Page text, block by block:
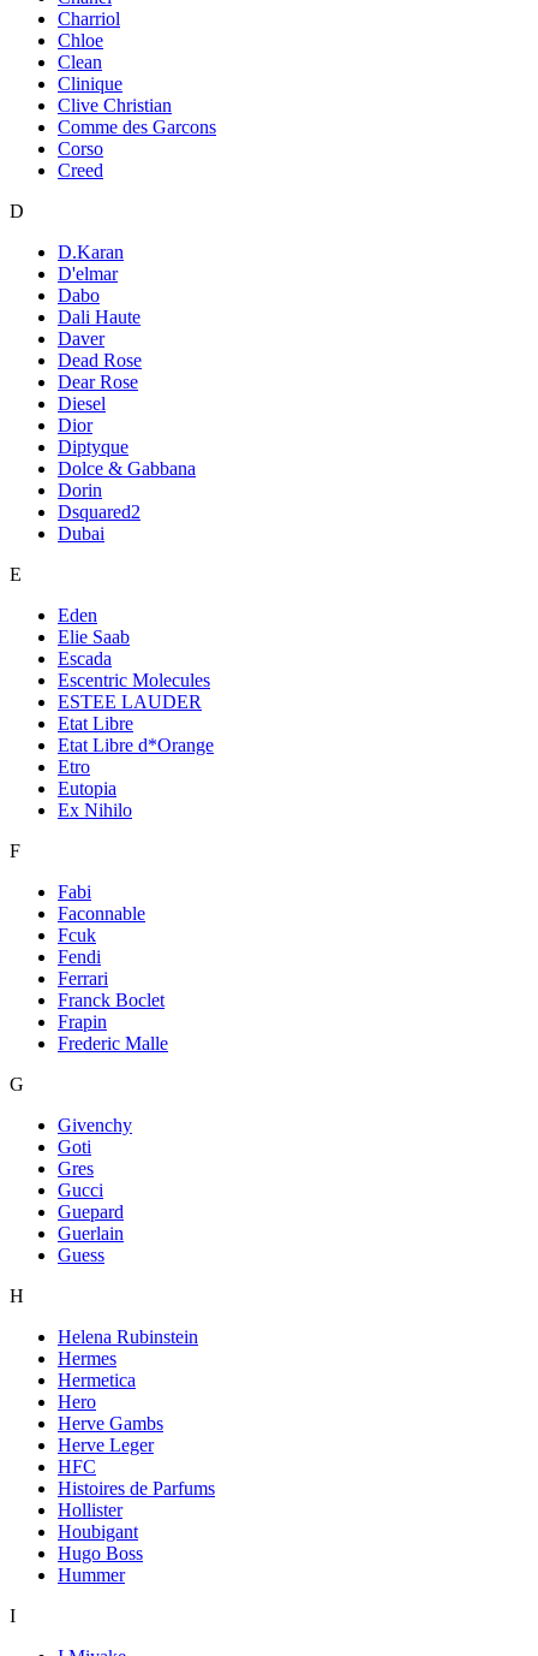
Charriol
Chloe
Clean
Clinique
Clive Christian
Comme des Garcons
Corso
Creed
D
D.Karan
D'elmar
Dabo
Dali Haute
Daver
Dead Rose
Dear Rose
Diesel
Dior
Diptyque
Dolce & Gabbana
Dorin
Dsquared2
Dubai
E
Eden
Elie Saab
Escada
Escentric Molecules
ESTEE LAUDER
Etat Libre
Etat Libre d*Orange
Etro
Eutopia
Ex Nihilo
F
Fabi
Faconnable
Fcuk
Fendi
Ferrari
Franck Boclet
Frapin
Frederic Malle
G
Givenchy
Goti
Gres
Gucci
Guepard
Guerlain
Guess
H
Helena Rubinstein
Hermes
Hermetica
Hero
Herve Gambs
Herve Leger
HFC
Histoires de Parfums
Hollister
Houbigant
Hugo Boss
Hummer
I